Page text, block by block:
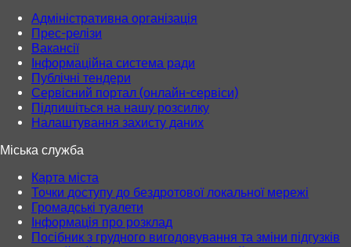
Адміністративна організація
Прес-релізи
Вакансії
Інформаційна система ради
Публічні тендери
Сервісний портал (онлайн-сервіси)
Підпишіться на нашу розсилку
Налаштування захисту даних
Міська служба
Карта міста
Точки доступу до бездротової локальної мережі
Громадські туалети
Інформація про розклад
Посібник з грудного вигодовування та зміни підгузків